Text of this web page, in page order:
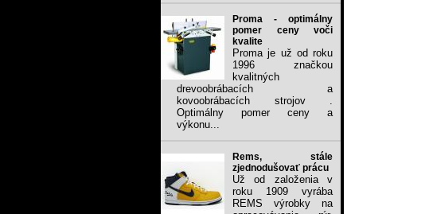
Proma - optimálny
pomer ceny voči
kvalite
Proma je už od roku
1996 značkou
kvalitných
drevoobrábacích a
kovoobrábacích strojov .
Optimálny pomer ceny a
výkonu...
Rems, stále
zjednodušovať prácu
Už od založenia v
roku 1909 vyrába
REMS výrobky na